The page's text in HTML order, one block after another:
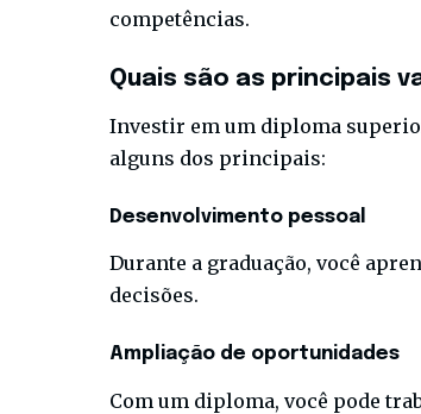
competências.
Quais são as principais
Investir em um diploma
alguns dos principais:
Desenvolvimento pessoal
Durante a graduação, você
decisões.
Ampliação de oportunidades
Com um diploma, você pode